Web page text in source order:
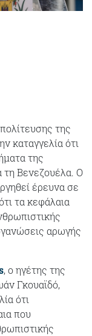
της
καταγγελία ότι
της
τη Βενεζουέλα. Ο
έρευνα σε
τα κεφάλαια
αρωγής
, ο ηγέτης της
Γκουαϊδό,
ότι
που